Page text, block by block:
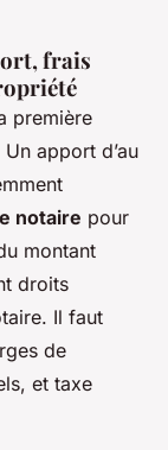
frais
première
apport d’au
notaire pour
montant
droits
Il faut
de
et taxe